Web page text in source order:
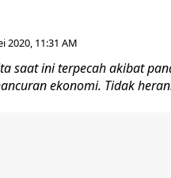
2020, 11:31 AM
saat ini terpecah akibat
ekonomi. Tidak